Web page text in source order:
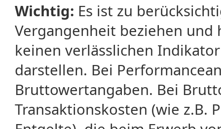
Wichtig: Es ist zu
Vergangenheit beziehen
keinen verlässlichen
darstellen. Bei
Bruttowertangaben. Bei
Transaktionskosten (wie z.B.